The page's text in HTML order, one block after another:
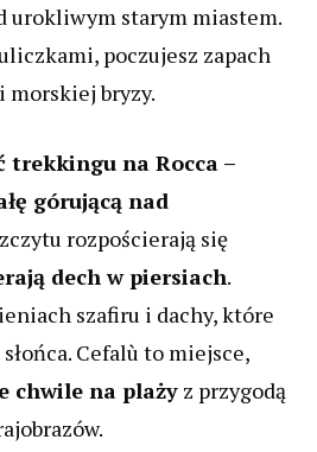
urokliwym starym miastem.
poczujesz zapach
morskiej bryzy.
trekkingu na Rocca –
górującą nad
rozpościerają się
dech w piersiach.
szafiru i dachy, które
Cefalù to miejsce,
chwile na plaży z przygodą